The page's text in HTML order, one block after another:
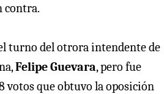
contra.
turno del otrora intendente de
Felipe Guevara, pero fue
votos que obtuvo la oposición